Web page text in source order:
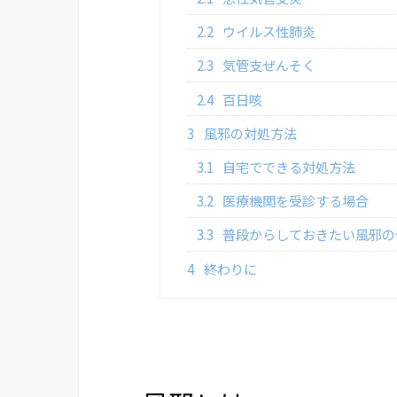
2.2 ウイルス性肺炎
2.3 気管支ぜんそく
2.4 百日咳
3 風邪の対処方法
3.1 自宅でできる対処方法
3.2 医療機関を受診する場合
3.3 普段からしておきたい風邪
4 終わりに